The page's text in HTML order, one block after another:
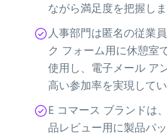
ながら満足度を把握しま
人事部門は匿名の従業
ク フォーム用に休憩室
使用し、電子メール ア
高い参加率を実現して
E コマース ブランドは
品レビュー用に製品パ